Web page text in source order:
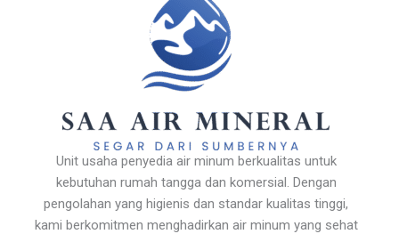
Unit usaha penyedia air minum berkualitas untuk
kebutuhan rumah tangga dan komersial. Dengan
pengolahan yang higienis dan standar kualitas tinggi,
kami berkomitmen menghadirkan air minum yang sehat